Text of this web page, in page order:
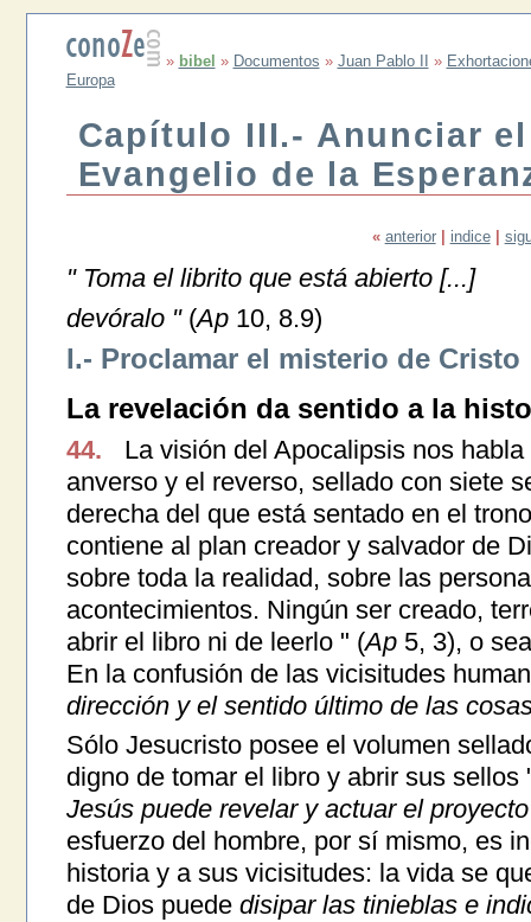
» bibel » Documentos » Juan Pablo II »
Europa
Capítulo III.- Anunciar el
Evangelio de la
« anterior indice
" Toma el librito que está abierto [...]
devóralo "(Ap10, 8.9)
I.- Proclamar el misterio de Cristo
La revelación da sentido a la
44.
La visión del Apocalipsis nos
anverso y el reverso, sellado con siete
derecha del que está sentado en el
contiene al plan creador y salvador de
sobre toda la realidad, sobre las
acontecimientos. Ningún ser creado,
abrir el libro ni de leerlo " (Ap5, 3), o
En la confusión de las vicisitudes
dirección y el sentido último de las
Sólo Jesucristo posee el volumen
digno de tomar el libro y abrir sus sellos
Jesús puede revelar y actuar el
esfuerzo del hombre, por sí mismo, es
historia y a sus vicisitudes: la vida se
de Dios puede disipar las tinieblas e